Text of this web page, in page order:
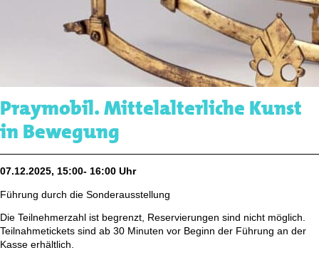
Praymobil. Mittelalterliche Kunst
in Bewegung
07.12.2025, 15:00- 16:00 Uhr
Führung durch die Sonderausstellung
Die Teilnehmerzahl ist begrenzt, Reservierungen sind nicht möglich.
Teilnahmetickets sind ab 30 Minuten vor Beginn der Führung an der
Kasse erhältlich.